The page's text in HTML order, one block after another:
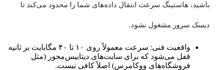
باشید، هاستینگ سرعت انتقال داده‌های شما را محدود می‌کند تا
دیسک سرور مشغول نشود.
واقعیت فنی: سرعت معمولاً روی ۱۰ تا ۴۰ مگابایت بر ثانیه
قفل می‌شود که برای سایت‌های دیتابیس‌محور (مثل
فروشگاه‌های ووکامرس) اصلاً کافی نیست.